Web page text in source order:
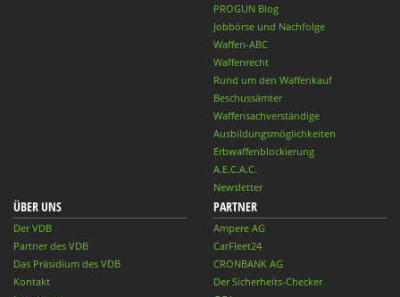
PROGUN Blog
Jobbörse und Nachfolge
Waffen-ABC
Waffenrecht
Rund um den Waffenkauf
Beschussämter
Waffensachverständige
Ausbildungsmöglichkeiten
Erbwaffenblockierung
A.E.C.A.C.
Newsletter
ÜBER UNS
Der VDB
Partner des VDB
Das Präsidium des VDB
Kontakt
PARTNER
Ampere AG
CarFleet24
CRONBANK AG
Der Sicherheits-Checker